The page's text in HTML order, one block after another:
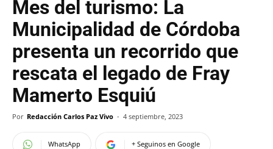
Mes del turismo: La
Municipalidad de Córdoba
presenta un recorrido que
rescata el legado de Fray
Mamerto Esquiú
Por Redacción Carlos Paz Vivo - 4 septiembre, 2023
WhatsApp + Seguinos en Google